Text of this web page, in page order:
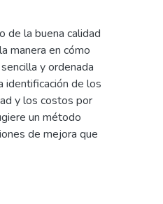
de la buena calidad
manera en cómo
y ordenada
identificación de los
y los costos por
un método
de mejora que